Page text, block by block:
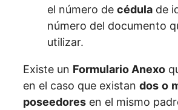
el número de cédula de
número del documento
utilizar.
Existe un Formulario Anexo
en el caso que existan dos o
poseedores en el mismo